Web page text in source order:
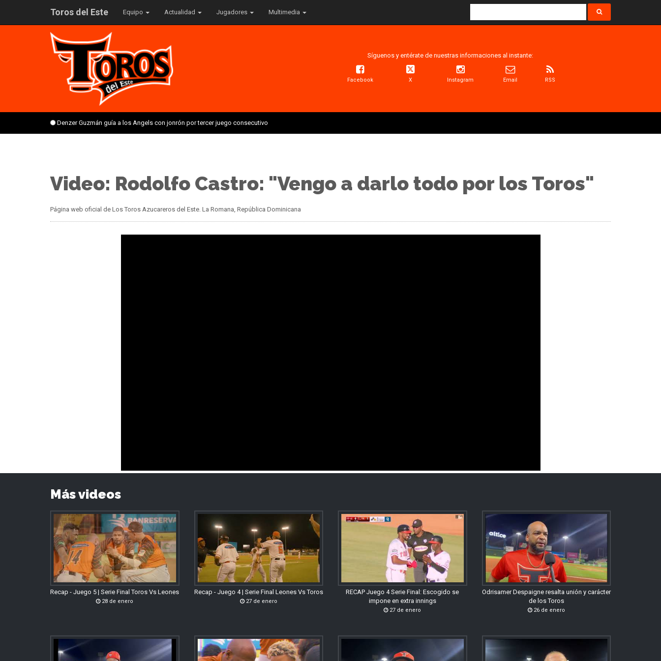
Toros del Este Equipo Actualidad Jugadores Multimedia
Síguenos y entérate de nuestras informaciones al instante:
Facebook X Instagram Email RSS
Denzer Guzmán guía a los Angels con jonrón por tercer juego consecutivo
Video: Rodolfo Castro: "Vengo a darlo todo por los Toros"
Página web oficial de Los Toros Azucareros del Este. La Romana, República Dominicana
Más videos
Recap - Juego 5 | Serie Final Toros Vs Leones
28 de enero
Recap - Juego 4 | Serie Final Leones Vs Toros
27 de enero
RECAP Juego 4 Serie Final: Escogido se
impone en extra innings
27 de enero
Odrisamer Despaigne resalta unión y carácter
de los Toros
26 de enero